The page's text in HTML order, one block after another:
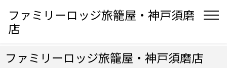
ファミリーロッジ旅籠屋・神戸須磨
店
ファミリーロッジ旅籠屋・神戸須磨店